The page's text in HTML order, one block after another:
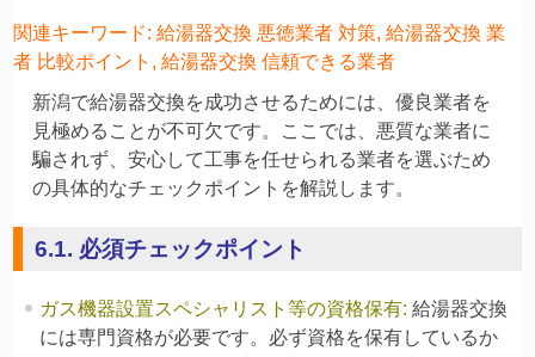
関連キーワード: 給湯器交換 悪徳業者 対策, 給湯器交換 業
者 比較ポイント, 給湯器交換 信頼できる業者
新潟で給湯器交換を成功させるためには、優良業者を
見極めることが不可欠です。ここでは、悪質な業者に
騙されず、安心して工事を任せられる業者を選ぶため
の具体的なチェックポイントを解説します。
6.1. 必須チェックポイント
ガス機器設置スペシャリスト等の資格保有: 給湯器交換
には専門資格が必要です。必ず資格を保有しているか